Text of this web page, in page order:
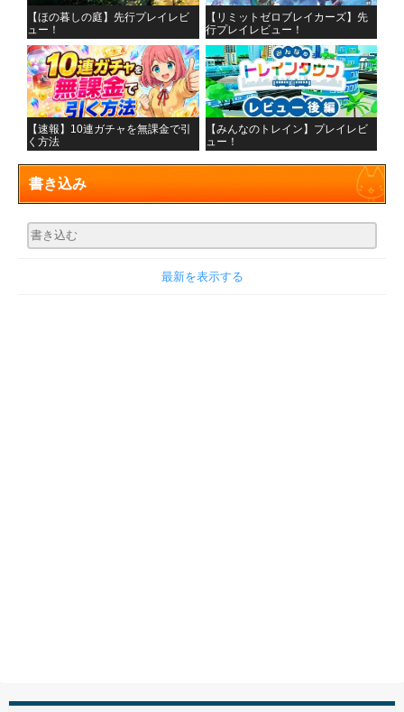
【ほの暮しの庭】先行プレイレビ
ュー！
【リミットゼロブレイカーズ】先
行プレイレビュー！
【速報】10連ガチャを無課金で引
く方法
【みんなのトレイン】プレイレビ
ュー！
書き込み
最新を表示する